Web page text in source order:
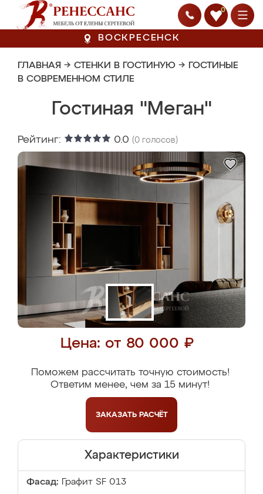
0
ВОСКРЕСЕНСК
ГЛАВНАЯ → СТЕНКИ В ГОСТИНУЮ → ГОСТИНЫЕ
В СОВРЕМЕННОМ СТИЛЕ
Гостиная "Меган"
Рейтинг: 0.0 (0 голосов)
Цена: от 80 000 ₽
Поможем рассчитать точную стоимость!
Ответим менее, чем за 15 минут!
ЗАКАЗАТЬ РАСЧЁТ
Характеристики
Фасад: Графит SF 013